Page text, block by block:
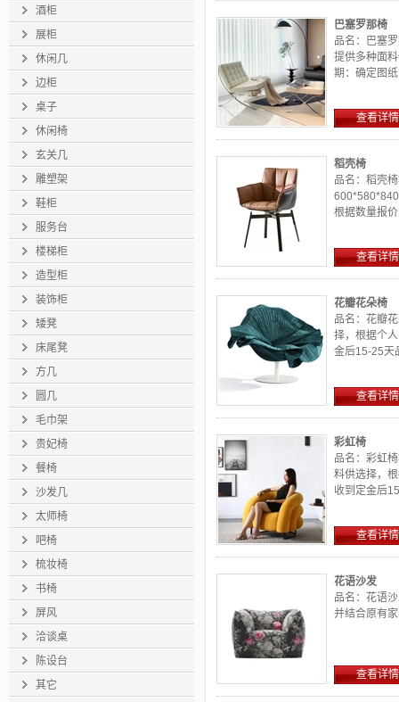
酒柜
展柜
休闲几
边柜
桌子
休闲椅
玄关几
雕塑架
鞋柜
服务台
楼梯柜
造型柜
装饰柜
矮凳
床尾凳
方几
圆几
毛巾架
贵妃椅
餐椅
沙发几
太师椅
吧椅
梳妆椅
书椅
屏风
洽谈桌
陈设台
其它
巴塞罗那椅
品名：巴塞
提供多种面
期：确定图
查看详情
稻壳椅
品名：稻壳
根据数量报
查看详情
花瓣花朵椅
品名：花瓣
择，根据个
金后15-25天
查看详情
彩虹椅
品名：彩虹
料供选择，
收到定金后
查看详情
花语沙发
品名：花语
并结合原有
查看详情